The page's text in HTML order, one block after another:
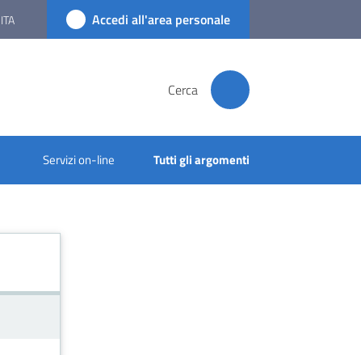
ITA Accedi all'area personale
Cerca
Servizi on-line Tutti gli argomenti